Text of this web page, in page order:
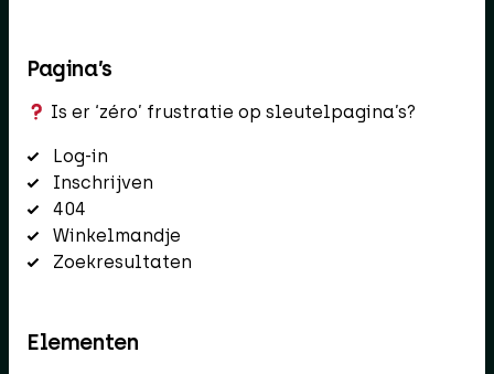
Pagina’s
Is er ‘zéro’ frustratie op sleutelpagina’s?
Log-in
Inschrijven
404
Winkelmandje
Zoekresultaten
Elementen